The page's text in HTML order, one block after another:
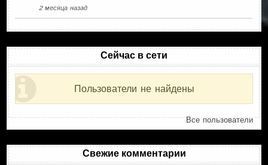
2 месяца назад
Сейчас в сети
Пользователи не найдены
Все пользователи
Свежие комментарии